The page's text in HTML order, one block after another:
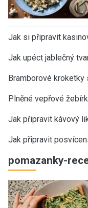
Jak si připravit
Jak upéct jablečný
Bramborové kroketky
Plněné vepřové
Jak připravit kávový
Jak připravit
pomazanky-